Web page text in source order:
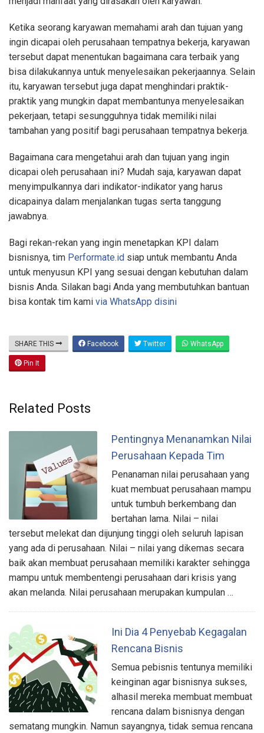
Ketika seorang karyawan memahami arah dan tujuan yang
ingin dicapai oleh perusahaan tempatnya bekerja, karyawan
tersebut dapat menentukan bagaimana cara terbaik yang
bisa dilakukannya untuk menyelesaikan pekerjaannya. Selain
itu, karyawan tersebut juga dapat menghindari praktik-
praktik yang mungkin dapat membantunya menyelesaikan
pekerjaan, tetapi sesungguhnya tidak memiliki nilai
tambahan yang positif bagi perusahaan tempatnya bekerja.
Bagaimana cara mengetahui arah dan tujuan yang ingin
dicapai oleh perusahaan ini? Mudah saja, karyawan dapat
menyimpulkannya dari indikator-indikator yang harus
dicapainya dalam menjalankan tugas serta tanggung
jawabnya.
Bagi rekan-rekan yang ingin menetapkan KPI dalam
bisnisnya, tim Performate.id siap untuk membantu Anda
untuk menyusun KPI yang sesuai dengan kebutuhan dalam
bisnis Anda. Silakan bagi Anda yang membutuhkan bantuan
bisa kontak tim kami via WhatsApp disini
SHARE THIS Facebook Twitter WhatsApp
Pin It
Related Posts
Pentingnya Menanamkan Nilai
Perusahaan Kepada Tim
Penanaman nilai perusahaan yang
kuat membuat perusahaan mampu
untuk tumbuh berkembang dan
bertahan lama. Nilai – nilai
tersebut melekat dan dijunjung tinggi oleh seluruh lapisan
yang ada di perusahaan. Nilai – nilai yang dikemas secara
baik akan membuat perusahaan memiliki karakter sehingga
mampu untuk membentengi perusahaan dari krisis yang
akan melanda. Nilai perusahaan merupakan kumpulan …
Ini Dia 4 Penyebab Kegagalan
Rencana Bisnis
Semua pebisnis tentunya memiliki
keinginan agar bisnisnya sukses,
alhasil mereka membuat membuat
rencana dalam bisnisnya dengan
sematang mungkin. Namun sayangnya, tidak semua rencana